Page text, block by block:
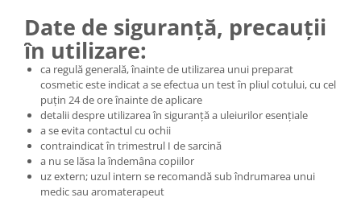
Date de siguranță, precauții
în utilizare:
ca regulă generală, înainte de utilizarea unui preparat
cosmetic este indicat a se efectua un test în pliul cotului, cu cel
puțin 24 de ore înainte de aplicare
detalii despre utilizarea în siguranţă a uleiurilor esenţiale
a se evita contactul cu ochii
contraindicat în trimestrul I de sarcină
a nu se lăsa la îndemâna copiilor
uz extern; uzul intern se recomandă sub îndrumarea unui
medic sau aromaterapeut